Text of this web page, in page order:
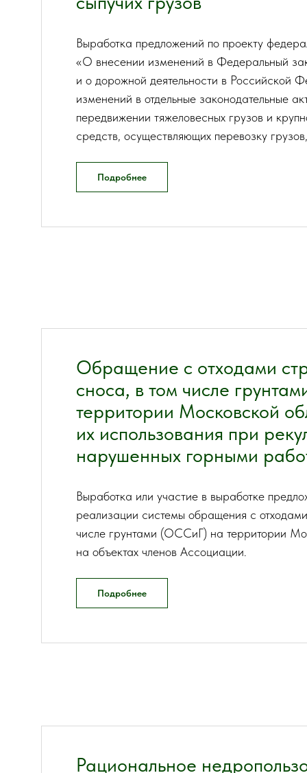
Выработка предложений по проекту
«О внесении изменений в Федеральный
и о дорожной деятельности в Российской
изменений в отдельные законодательные
передвижении тяжеловесных грузов и
средств, осуществляющих перевозку
Подробнее
Обращение с отходами
сноса, в том числе
территории Московской
их использования при
нарушенных горными
Выработка или участие в выработке
реализации системы обращения с
числе грунтами (ОССиГ) на территории
на объектах членов Ассоциации.
Подробнее
Рациональное